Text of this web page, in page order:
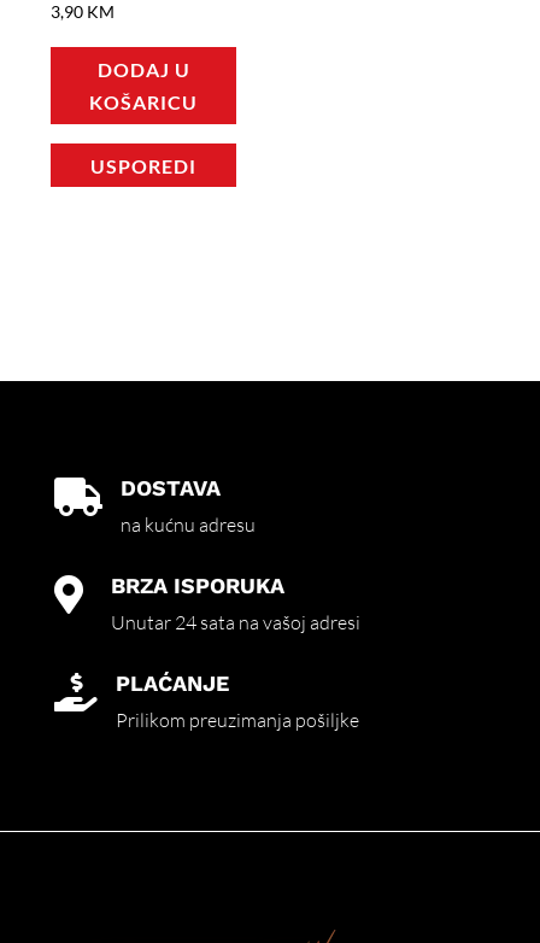
3,90 KM
DODAJ U
KOŠARICU
USPOREDI
 DOSTAVA
na kućnu adresu
 BRZA ISPORUKA
Unutar 24 sata na vašoj adresi
 PLAĆANJE
Prilikom preuzimanja pošiljke